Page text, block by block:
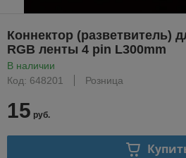
Коннектор (разветвитель)
RGB ленты 4 pin L300mm
В наличии
Код: 648201
Розница
15 руб.